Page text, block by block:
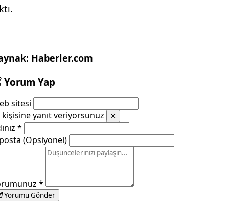
Haberler.com
Yorum Yap
sitesi
kişisine yanıt veriyorsunuz
✕
*
(Opsiyonel)
*
Yorumu Gönder